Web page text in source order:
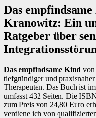
Das
Kranowitz: Ein
Ratgeber über
Das empfindsame Kind von
tiefgründiger und
Therapeuten. Das Buch ist
umfasst 432 Seiten. Die
zum Preis von 24,80 Euro
verdiene ich von